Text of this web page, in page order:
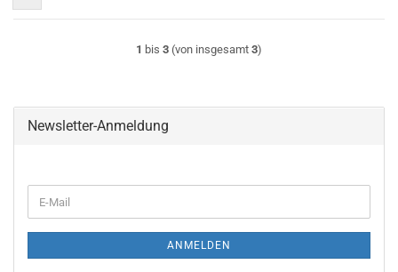
1 bis 3 (von insgesamt 3)
Newsletter-Anmeldung
ZUR
E-
Mail
ANMELDEN